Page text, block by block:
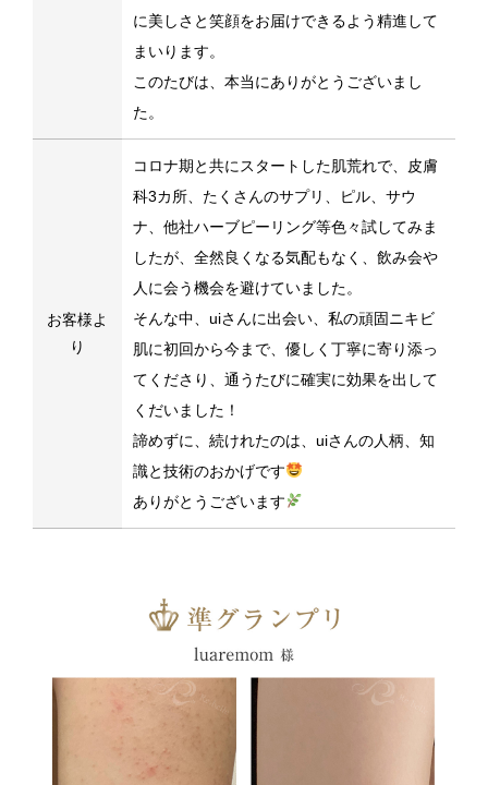
に美しさと笑顔をお届けできるよう精進して
まいります。
このたびは、本当にありがとうございまし
た。
お客様よ
り
コロナ期と共にスタートした肌荒れで、皮膚
科3カ所、たくさんのサプリ、ピル、サウ
ナ、他社ハーブピーリング等色々試してみま
したが、全然良くなる気配もなく、飲み会や
人に会う機会を避けていました。
そんな中、uiさんに出会い、私の頑固ニキビ
肌に初回から今まで、優しく丁寧に寄り添っ
てくださり、通うたびに確実に効果を出して
くだいました！
諦めずに、続けれたのは、uiさんの人柄、知
識と技術のおかげです
ありがとうございます